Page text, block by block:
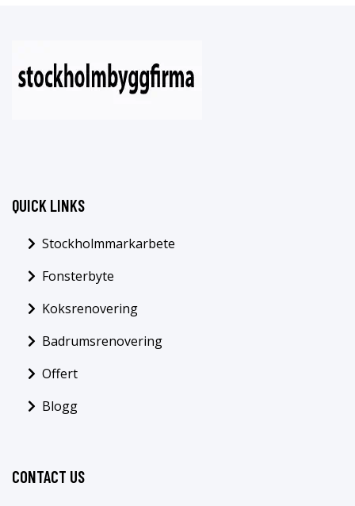
QUICK LINKS
Stockholmmarkarbete
Fonsterbyte
Koksrenovering
Badrumsrenovering
Offert
Blogg
CONTACT US